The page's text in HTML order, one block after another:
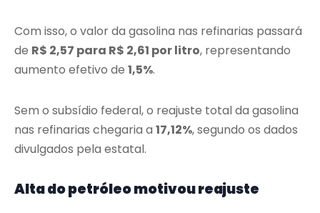
Com isso, o valor da gasolina nas refinarias passará
de R$ 2,57 para R$ 2,61 por litro, representando
aumento efetivo de 1,5%.
Sem o subsídio federal, o reajuste total da gasolina
nas refinarias chegaria a 17,12%, segundo os dados
divulgados pela estatal.
Alta do petróleo motivou reajuste